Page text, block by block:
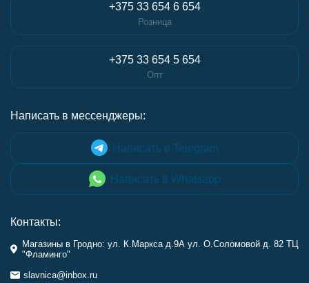
+375 33 654 6 654
Розница
+375 33 654 5 654
Опт
Написать в мессенджеры:
Написать в Telegram
Написать в Whatsapp
Контакты:
Магазины в Гродно: ул. К.Маркса д.9А ул. О.Соломовой д. 82 ТЦ
"Фламинго"
slavnica@inbox.ru